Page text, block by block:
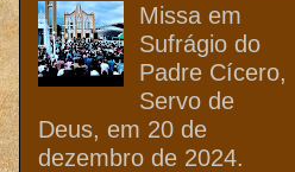
Missa em
Sufrágio do
Padre Cícero,
Servo de
Deus, em 20 de
dezembro de 2024.